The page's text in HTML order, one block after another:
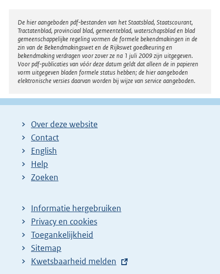
Disclaimer
De hier aangeboden pdf-bestanden van het Staatsblad, Staatscourant,
Tractatenblad, provinciaal blad, gemeenteblad, waterschapsblad en blad
gemeenschappelijke regeling vormen de formele bekendmakingen in de
zin van de Bekendmakingswet en de Rijkswet goedkeuring en
bekendmaking verdragen voor zover ze na 1 juli 2009 zijn uitgegeven.
Voor pdf-publicaties van vóór deze datum geldt dat alleen de in papieren
vorm uitgegeven bladen formele status hebben; de hier aangeboden
elektronische versies daarvan worden bij wijze van service aangeboden.
Over deze website
Contact
English
Help
Zoeken
Informatie hergebruiken
Privacy en cookies
Toegankelijkheid
Sitemap
E
Kwetsbaarheid melden